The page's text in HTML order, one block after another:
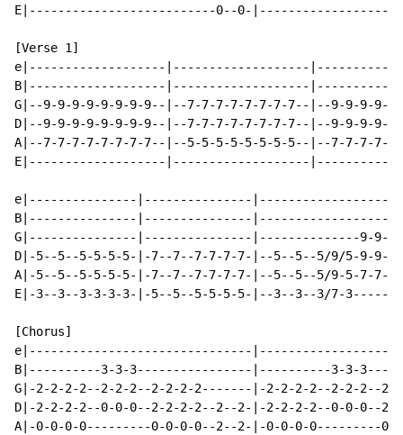
E|--------------------------0--0-
[Verse 1]
e|-------------------|-------------------
B|-------------------|-------------------
G|--9-9-9-9-9-9-9-9--|--7-7-7-7-7-7-7-7--|--9-9-9-9-
D|--9-9-9-9-9-9-9-9--|--7-7-7-7-7-7-7-7--|--9-9-9-9-
A|--7-7-7-7-7-7-7-7--|--5-5-5-5-5-5-5-5--|--7-7-7-7-
E|-------------------|-------------------
e|---------------|---------------
B|---------------|---------------
G|---------------|---------------|--------------9-9-9-
D|-5--5--5-5-5-5-|-7--7--7-7-7-7-|--5--5--5/9/5-9-9-
A|-5--5--5-5-5-5-|-7--7--7-7-7-7-|--5--5--5/9-5-7-7-
E|-3--3--3-3-3-3-|-5--5--5-5-5-5-|--3--3--3/7-
[Chorus]
e|-------------------------------
B|----------3-3-3----------------|----------3-3-
G|-2-2-2-2--2-2-2--2-2-2-2-------|-2-2-2-2--2-2-2--
D|-2-2-2-2--0-0-0--2-2-2-2--2--2-|-2-2-2-2--0-0-0--2-
A|-0-0-0-0---------0-0-0-0--2--2-|-0-0-0-0---------0-